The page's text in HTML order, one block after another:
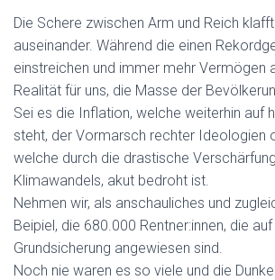
Die Schere zwischen Arm und Reich
auseinander. Während die einen
einstreichen und immer mehr Vermögen
Realität für uns, die Masse der
Sei es die Inflation, welche weiterhin auf
steht, der Vormarsch rechter Ideologien
welche durch die drastische
Klimawandels, akut bedroht ist.
Nehmen wir, als anschauliches und
Beipiel, die 680.000 Rentner:innen, die auf
Grundsicherung angewiesen sind.
Noch nie waren es so viele und die